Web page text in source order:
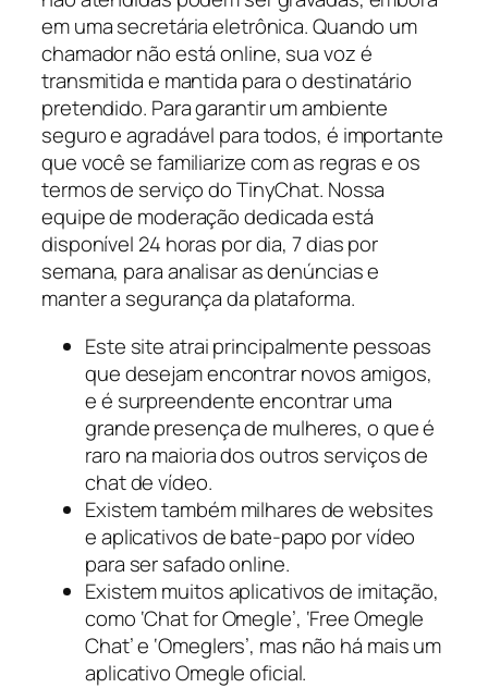
em uma secretária eletrônica. Quando um
chamador não está online, sua voz é
transmitida e mantida para o destinatário
pretendido. Para garantir um ambiente
seguro e agradável para todos, é importante
que você se familiarize com as regras e os
termos de serviço do TinyChat. Nossa
equipe de moderação dedicada está
disponível 24 horas por dia, 7 dias por
semana, para analisar as denúncias e
manter a segurança da plataforma.
Este site atrai principalmente pessoas
que desejam encontrar novos amigos,
e é surpreendente encontrar uma
grande presença de mulheres, o que é
raro na maioria dos outros serviços de
chat de vídeo.
Existem também milhares de websites
e aplicativos de bate-papo por vídeo
para ser safado online.
Existem muitos aplicativos de imitação,
como ‘Chat for Omegle’, ‘Free Omegle
Chat’ e ‘Omeglers’, mas não há mais um
aplicativo Omegle oficial.